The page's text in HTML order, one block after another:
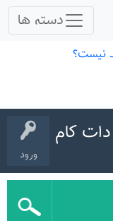
ورود
کام